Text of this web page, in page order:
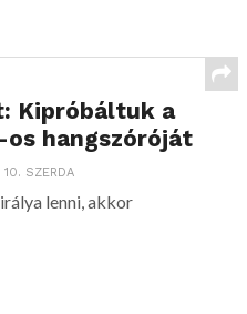
Kipróbáltuk a
hangszóróját
10. SZERDA
lenni, akkor